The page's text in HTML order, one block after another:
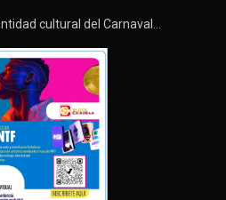
cultural del Carnaval…